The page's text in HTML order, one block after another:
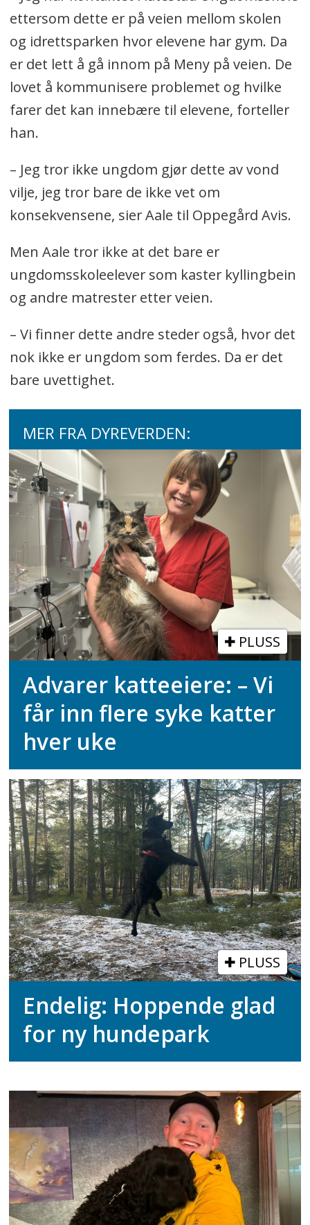
ettersom dette er på veien mellom skolen
og idrettsparken hvor elevene har gym. Da
er det lett å gå innom på Meny på veien. De
lovet å kommunisere problemet og hvilke
farer det kan innebære til elevene, forteller
han.
– Jeg tror ikke ungdom gjør dette av vond
vilje, jeg tror bare de ikke vet om
konsekvensene, sier Aale til Oppegård Avis.
Men Aale tror ikke at det bare er
ungdomsskoleelever som kaster kyllingbein
og andre matrester etter veien.
– Vi finner dette andre steder også, hvor det
nok ikke er ungdom som ferdes. Da er det
bare uvettighet.
MER FRA DYREVERDEN:
PLUSS
Advarer katteeiere: – Vi
får inn flere syke katter
hver uke
PLUSS
Endelig: Hoppende glad
for ny hundepark